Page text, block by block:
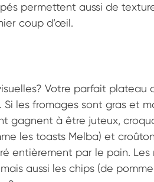
permettent aussi de
coup d’œil.
Votre parfait plateau
les fromages sont gras et
gagnent à être juteux,
les toasts Melba) et
entièrement par le pain. Les
aussi les chips (de